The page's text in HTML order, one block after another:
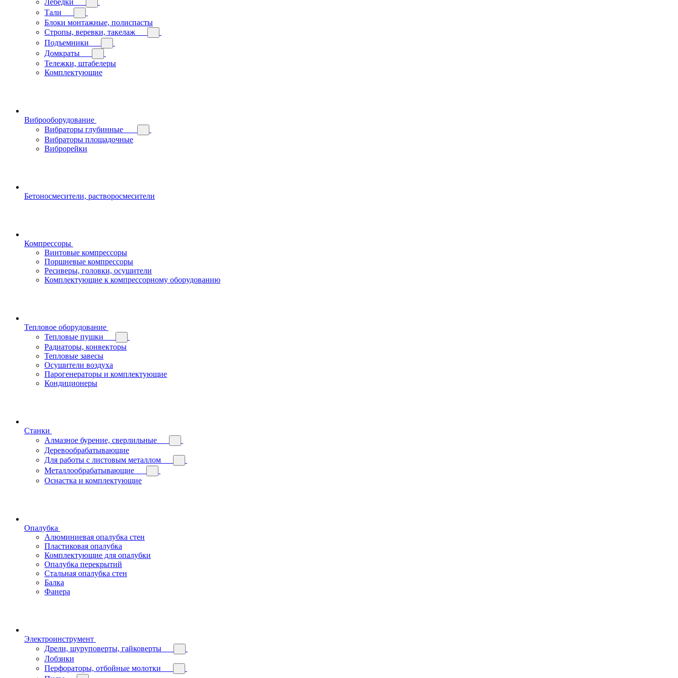
Тали
Блоки монтажные, полиспасты
Стропы, веревки, такелаж
Подъемники
Домкраты
Тележки, штабелеры
Комплектующие
Виброоборудование
Вибраторы глубинные
Вибраторы площадочные
Виброрейки
Бетоносмесители, растворосмесители
Компрессоры
Винтовые компрессоры
Поршневые компрессоры
Ресиверы, головки, осушители
Комплектующие к компрессорному оборудованию
Тепловое оборудование
Тепловые пушки
Радиаторы, конвекторы
Тепловые завесы
Осушители воздуха
Парогенераторы и комплектующие
Кондиционеры
Станки
Алмазное бурение, сверлильные
Деревообрабатывающие
Для работы с листовым металлом
Металлообрабатывающие
Оснастка и комплектующие
Опалубка
Алюминиевая опалубка стен
Пластиковая опалубка
Комплектующие для опалубки
Опалубка перекрытий
Стальная опалубка стен
Балка
Фанера
Электроинструмент
Дрели, шуруповерты, гайковерты
Лобзики
Перфораторы, отбойные молотки